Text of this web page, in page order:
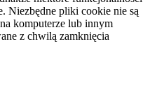
Niezbędne pliki cookie nie są
komputerze lub innym
z chwilą zamknięcia